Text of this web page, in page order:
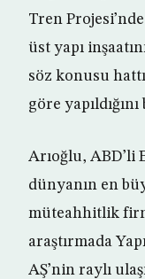
Tren
üst yapı
söz konusu
göre
Arıoğlu, ABD’li
dünyanın en
müteahhitlik
araştırmada
AŞ’nin raylı